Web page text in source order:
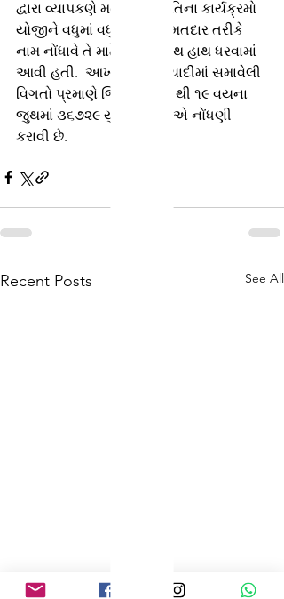
દ્વારા વ્યાપકણે મતદાર જાગૃતિના કાર્યક્રમો
યોજીને વધુમાં વધુ નાગરિકો મતદાર તરીકે
નામ નોંધાવે તે માટે ઝુંબેશ હાથ હાથ ધરવામાં
આવી હતી.  આખરી મતદારયાદીમાં સમાવેલી
વિગતો પ્રમાણે જિલ્લામાં ૧૮ થી ૧૯ વયના
જુથમાં ૩૬૭૨૯ યુવા મતદારોએ નોંધણી
કરાવી છે.
Recent Posts See All